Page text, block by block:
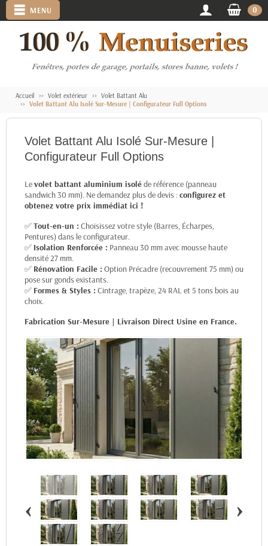
MENU 0
Accueil Volet extérieur
Volet Battant Alu
Volet Battant Alu Isolé Sur-Mesure | Configurateur Full Options
Volet Battant Alu Isolé Sur-Mesure |
Configurateur Full Options
Levolet battant aluminium isoléde référence (panneau
sandwich 30 mm). Ne demandez plus de devis :configurez et
obtenez votre prix immédiat ici !
✅Tout-en-un : Choisissez votre style (Barres, Écharpes,
Pentures) dans le configurateur.
✅ Isolation Renforcée : Panneau 30 mm avec mousse haute
densité 27 mm.
✅ Rénovation Facile : Option Précadre (recouvrement 75 mm) ou
pose sur gonds existants.
✅ Formes & Styles : Cintrage, trapèze, 24 RAL et 5 tons bois au
choix.
Fabrication Sur-Mesure | Livraison Direct Usine en France.
‹ ›